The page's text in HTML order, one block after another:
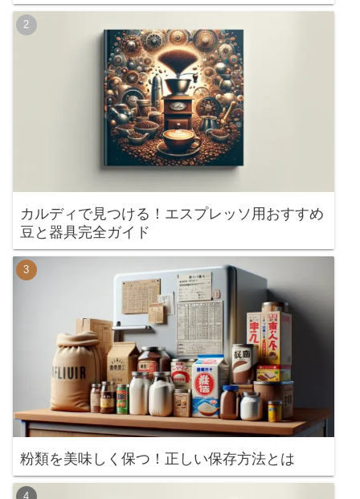
カルディで見つける！エスプレッソ用おすすめ
豆と器具完全ガイド
粉類を美味しく保つ！正しい保存方法とは